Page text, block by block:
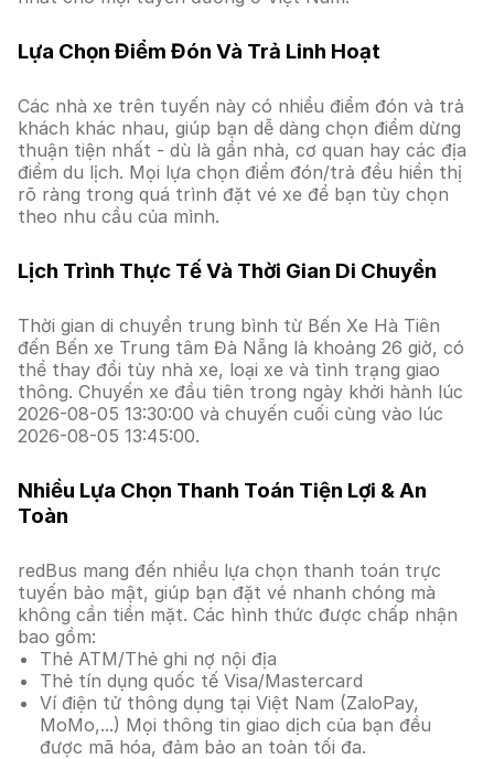
Lựa Chọn Điểm Đón Và Trả Linh Hoạt
Các nhà xe trên tuyến này có nhiều điểm đón và trả
khách khác nhau, giúp bạn dễ dàng chọn điểm dừng
thuận tiện nhất - dù là gần nhà, cơ quan hay các địa
điểm du lịch. Mọi lựa chọn điểm đón/trả đều hiển thị
rõ ràng trong quá trình đặt vé xe để bạn tùy chọn
theo nhu cầu của mình.
Lịch Trình Thực Tế Và Thời Gian Di Chuyển
Thời gian di chuyển trung bình từ Bến Xe Hà Tiên
đến Bến xe Trung tâm Đà Nẵng là khoảng 26 giờ, có
thể thay đổi tùy nhà xe, loại xe và tình trạng giao
thông. Chuyến xe đầu tiên trong ngày khởi hành lúc
2026-08-05 13:30:00 và chuyến cuối cùng vào lúc
2026-08-05 13:45:00.
Nhiều Lựa Chọn Thanh Toán Tiện Lợi & An
Toàn
redBus mang đến nhiều lựa chọn thanh toán trực
tuyến bảo mật, giúp bạn đặt vé nhanh chóng mà
không cần tiền mặt. Các hình thức được chấp nhận
bao gồm:
Thẻ ATM/Thẻ ghi nợ nội địa
Thẻ tín dụng quốc tế Visa/Mastercard
Ví điện tử thông dụng tại Việt Nam (ZaloPay,
MoMo,...) Mọi thông tin giao dịch của bạn đều
được mã hóa, đảm bảo an toàn tối đa.